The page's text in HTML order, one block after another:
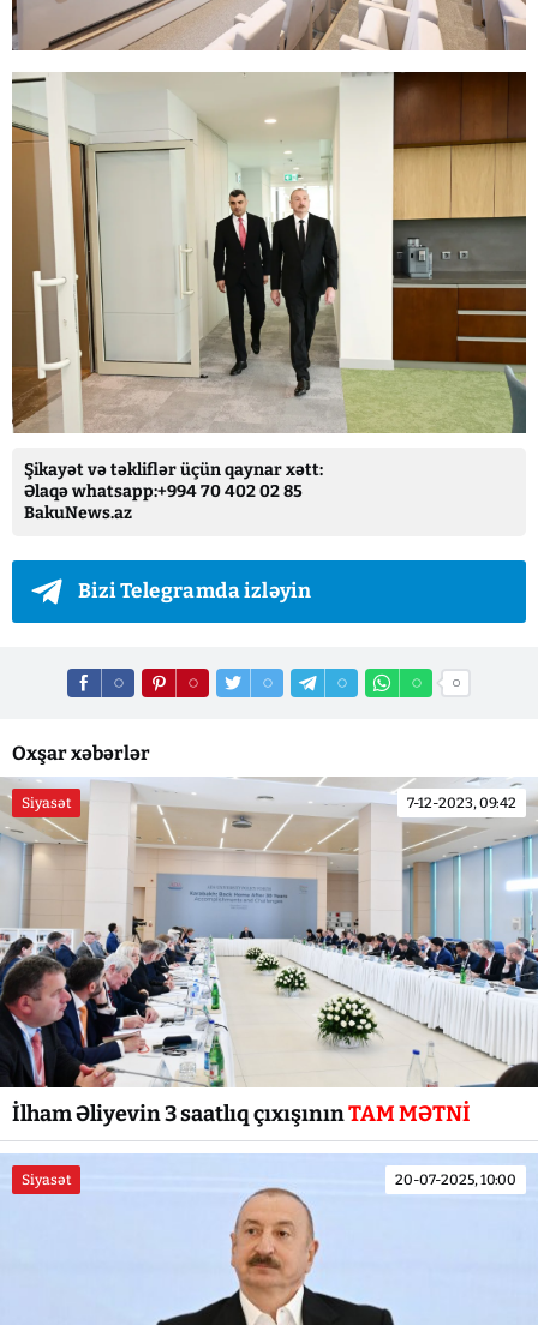
Şikayət və təkliflər üçün qaynar xətt:
Əlaqə whatsapp:+994 70 402 02 85
BakuNews.az
Bizi Telegramda izləyin
Oxşar xəbərlər
Siyasət 7-12-2023, 09:42
İlham Əliyevin 3 saatlıq çıxışınınTAM MƏTNİ
Siyasət 20-07-2025, 10:00